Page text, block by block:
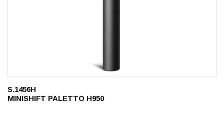
S.1456H
MINISHIFT PALETTO H950